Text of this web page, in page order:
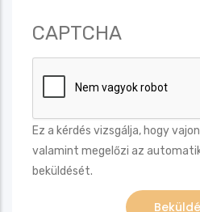
CAPTCHA
Ez a kérdés vizsgálja, hogy
valamint megelőzi az
beküldését.